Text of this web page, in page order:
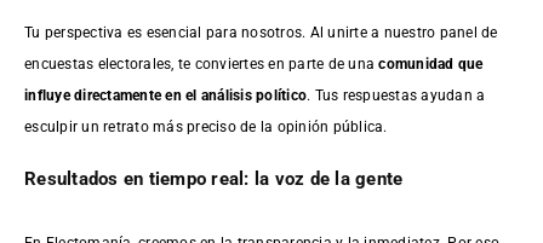
Tu perspectiva es esencial para nosotros. Al unirte a nuestro panel de
encuestas electorales, te conviertes en parte de unacomunidad que
influye directamente en el análisis político. Tus respuestas ayudan a
esculpir un retrato más preciso de la opinión pública.
Resultados en tiempo real: la voz de la gente